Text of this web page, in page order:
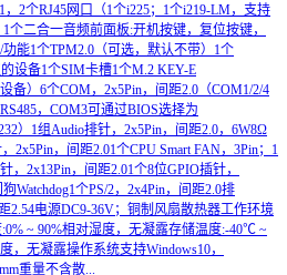
2个RJ45网口（1个i225；1个i219-LM，支持
二合一音频前面板:开机按键，复位按键，
能1个TPM2.0（可选，默认不带）1个
设备1个SIM卡槽1个M.2 KEY-E
备）6个COM，2x5Pin，间距2.0（COM1/2/4
，COM3可通过BIOS选择为
）1组Audio排针，2x5Pin，间距2.0，6W8Ω
2x5Pin，间距2.01个CPU Smart FAN，3Pin；1
，2x13Pin，间距2.01个8位GPIO插针，
个PS/2，2x4Pin，间距2.0排
电源DC9-36V；铜制风扇散热器工作环境
~ 90%相对湿度，无凝露存储温度:-40℃ ~
，无凝露操作系统支持Windows10，
重量不含散...